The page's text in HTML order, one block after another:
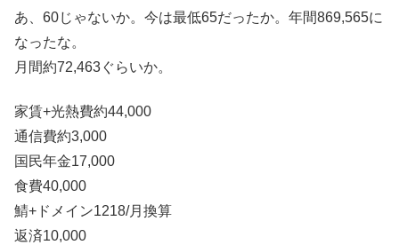
あ、60じゃないか。今は最低65だったか。年間869,565に
なったな。
月間約72,463ぐらいか。
家賃+光熱費約44,000
通信費約3,000
国民年金17,000
食費40,000
鯖+ドメイン1218/月換算
返済10,000